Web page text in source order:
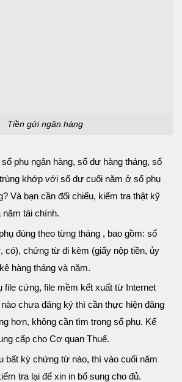
Tiền gửi ngân hàng
phụ ngân hàng, số dư hàng tháng, số
khớp với số dư cuối năm ở sổ phụ
Và bạn cần đối chiếu, kiểm tra thật kỹ
năm tài chính.
đúng theo từng tháng , bao gồm: sổ
có), chứng từ đi kèm (giấy nộp tiền, ủy
hàng tháng và năm.
file cứng, file mềm kết xuất từ Internet
chưa đăng ký thì cần thực hiện đăng
hơn, không cần tìm trong sổ phụ. Kế
cấp cho Cơ quan Thuế.
bất kỳ chứng từ nào, thì vào cuối năm
tra lại để xin in bổ sung cho đủ.